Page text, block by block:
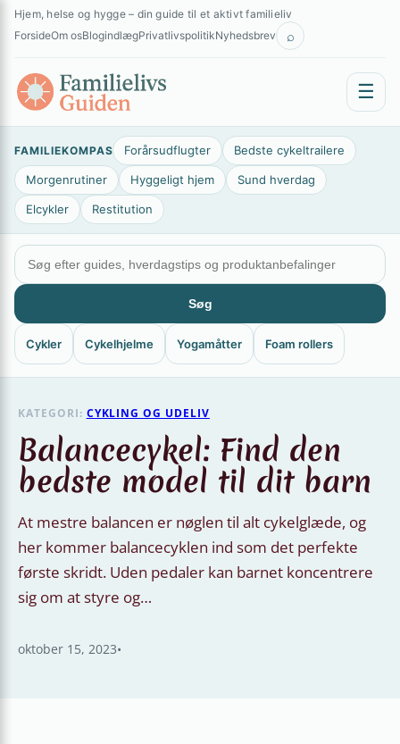
Spring
Hjem, helse og hygge – din guide til et aktivt familieliv
ForsideOm osBlogindlægPrivatlivspolitikNyhedsbrev ⌕
☰
FAMILIEKOMPAS Forårsudflugter Bedste cykeltrailere
Morgenrutiner Hyggeligt hjem Sund hverdag
Elcykler Restitution
Søg
Cykler Cykelhjelme Yogamåtter Foam rollers
KATEGORI: CYKLING OG UDELIV
Balancecykel: Find den
bedste model til dit barn
At mestre balancen er nøglen til alt cykelglæde, og
her kommer balancecyklen ind som det perfekte
første skridt. Uden pedaler kan barnet koncentrere
sig om at styre og…
oktober 15, 2023•